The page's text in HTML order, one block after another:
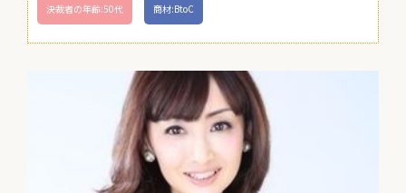
決裁者の年齢:50代 商材:BtoC